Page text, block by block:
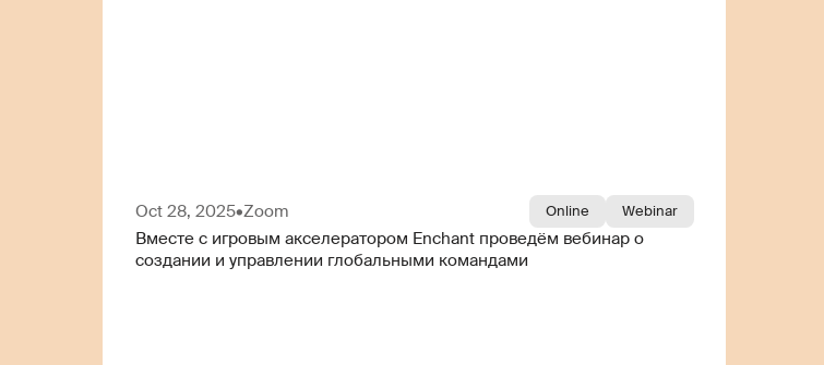
Oct 28, 2025•Zoom Online Webinar
Вместе с игровым акселератором Enchant проведём вебинар о
создании и управлении глобальными командами